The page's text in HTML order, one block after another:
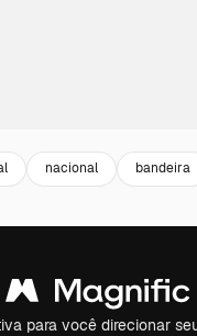
nacional bandeira
para você direcionar